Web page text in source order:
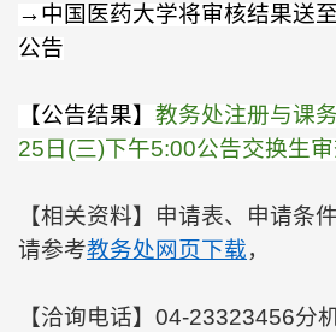
→中国医药大学将审核结果送
公告
【公告结果】 教务处注册与课
25 日 (三)下午5:00公告交换生
【相关资料】申请表、申请条
请参考教务处网页下载，
【洽询电话】 04-23323456分